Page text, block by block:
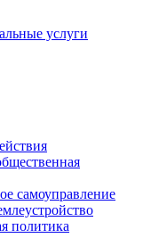
услуги
самоуправление
политика